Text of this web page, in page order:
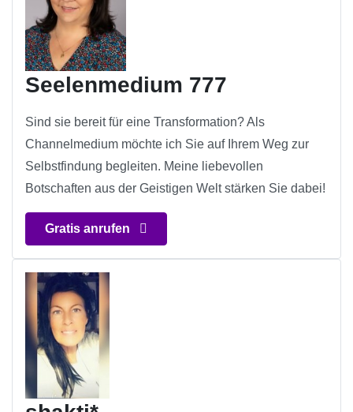
Seelenmedium 777
Sind sie bereit für eine Transformation? Als
Channelmedium möchte ich Sie auf Ihrem Weg zur
Selbstfindung begleiten. Meine liebevollen
Botschaften aus der Geistigen Welt stärken Sie dabei!
Gratis anrufen